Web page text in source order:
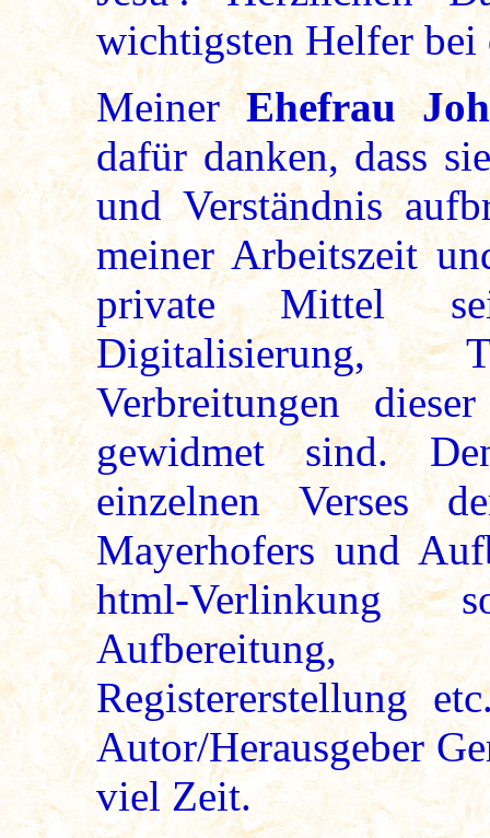
wichtigsten Helfer
MeinerEhefrau
dafür danken, dass
und Verständnis
meiner Arbeitszeit
private Mittel
Digitalisierung,
Verbreitungen
gewidmet sind.
einzelnen Verses
Mayerhofers und
html-Verlinkung
Aufbereitung,
Registererstellung
Autor/Herausgeber
viel Zeit.